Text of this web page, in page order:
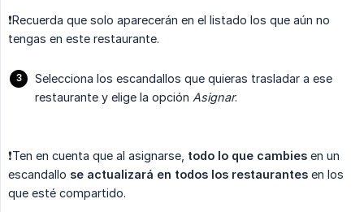
❗️Recuerda que solo aparecerán en el listado los que aún no
tengas en este restaurante.
Selecciona los escandallos que quieras trasladar a ese
restaurante y elige la opción Asignar.
❗️Ten en cuenta que al asignarse, todo lo que cambies en un
escandallo se actualizará en todos los restaurantes en los
que esté compartido.